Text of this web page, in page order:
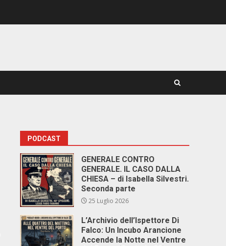
PODCAST
GENERALE CONTRO
GENERALE. IL CASO DALLA
CHIESA – di Isabella Silvestri.
Seconda parte
25 Luglio 2026
L’Archivio dell’Ispettore Di
Falco: Un Incubo Arancione
Accende la Notte nel Ventre